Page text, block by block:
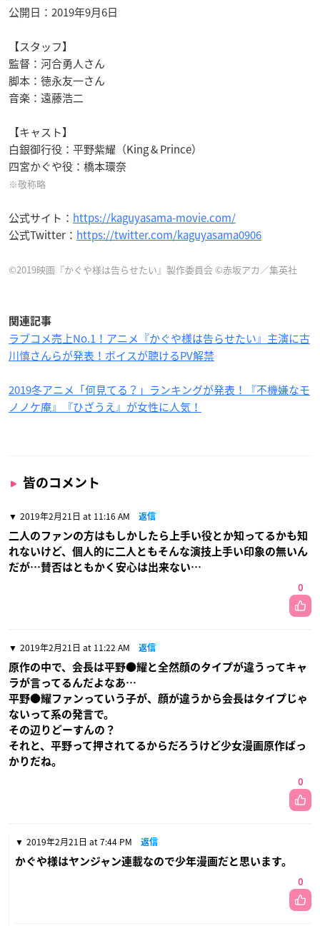
公開日：2019年9月6日
【スタッフ】
監督：河合勇人さん
脚本：徳永友一さん
音楽：遠藤浩二
【キャスト】
白銀御行役：平野紫耀（King & Prince）
四宮かぐや役：橋本環奈
※敬称略
公式サイト： https://kaguyasama-movie.com/
公式Twitter： https://twitter.com/kaguyasama0906
©2019映画『かぐや様は告らせたい』製作委員会 ©赤坂アカ／集英社
関連記事
ラブコメ売上No.1！アニメ『かぐや様は告らせたい』主演に古
川慎さんらが発表！ボイスが聴けるPV解禁
2019冬アニメ「何見てる？」ランキングが発表！『不機嫌なモ
ノノケ庵』『ひざうえ』が女性に人気！
皆のコメント
2019年2月21日 at 11:16 AM 返信
二人のファンの方はもしかしたら上手い役とか知ってるかも知
れないけど、個人的に二人ともそんな演技上手い印象の無いん
だが…賛否はともかく安心は出来ない…
0
2019年2月21日 at 11:22 AM 返信
原作の中で、会長は平野●耀と全然顔のタイプが違うってキャ
ラが言ってるんだよなあ…
平野●耀ファンっていう子が、顔が違うから会長はタイプじゃ
ないって系の発言で。
その辺りどーすんの？
それと、平野って押されてるからだろうけど少女漫画原作ばっ
かりだね。
0
2019年2月21日 at 7:44 PM 返信
かぐや様はヤンジャン連載なので少年漫画だと思います。
0